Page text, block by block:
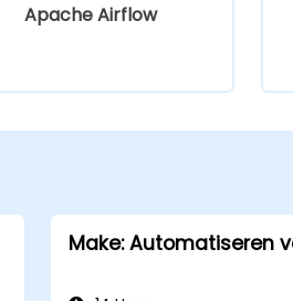
Apache Airflow
Make: Automatiseren